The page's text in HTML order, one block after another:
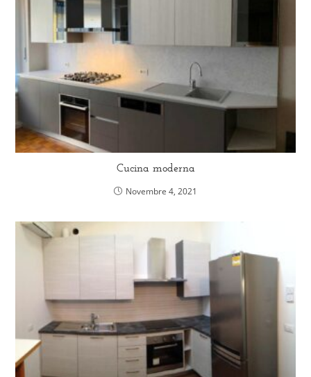
Cucina moderna
Novembre 4, 2021